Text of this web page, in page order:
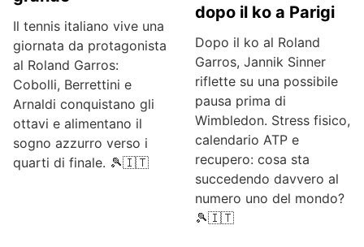
Il tennis italiano vive una
giornata da protagonista
al Roland Garros:
Cobolli, Berrettini e
Arnaldi conquistano gli
ottavi e alimentano il
sogno azzurro verso i
quarti di finale. 🎾🇮🇹
dopo il ko a Parigi
Dopo il ko al Roland
Garros, Jannik Sinner
riflette su una possibile
pausa prima di
Wimbledon. Stress fisico,
calendario ATP e
recupero: cosa sta
succedendo davvero al
numero uno del mondo?
🎾🇮🇹